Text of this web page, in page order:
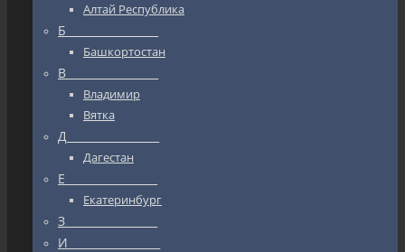
Алтай Республика
Б_________________
Башкортостан
В_________________
Владимир
Вятка
Д_________________
Дагестан
Е_________________
Екатеринбург
З_________________
И_________________